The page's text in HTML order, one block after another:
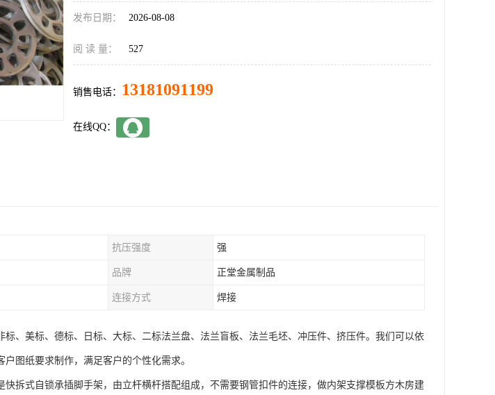
发布日期： 2026-08-08
阅 读 量： 527
销售电话： 13181091199
在线QQ：
抗压强度 强
品牌 正堂金属制品
连接方式 焊接
、美标、德标、日标、大标、二标法兰盘、法兰盲板、法兰毛坯、冲压件、挤压件。我们可以依
图纸要求制作，满足客户的个性化需求。
拆式自锁承插脚手架，由立杆横杆搭配组成，不需要钢管扣件的连接，做内架支撑模板方木房建